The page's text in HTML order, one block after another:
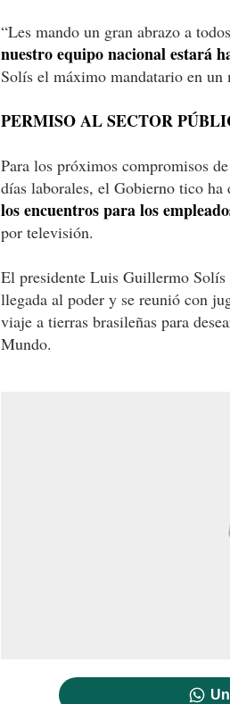
“Les mando un gran abrazo a
nuestro equipo nacional estará
Solís el máximo mandatario en un
PERMISO AL SECTOR
Para los próximos compromisos
días laborales, el Gobierno tico ha
los encuentros para los
por televisión.
El presidente Luis Guillermo Solís
llegada al poder y se reunió con
viaje a tierras brasileñas para
Mundo.